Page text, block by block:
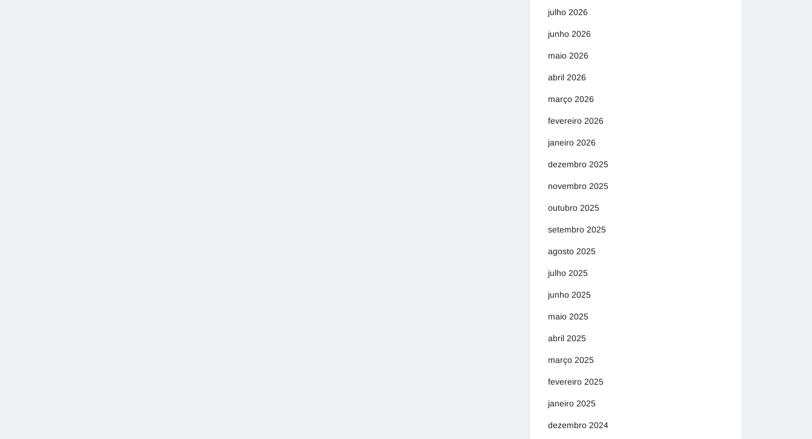
julho 2026
junho 2026
maio 2026
abril 2026
março 2026
fevereiro 2026
janeiro 2026
dezembro 2025
novembro 2025
outubro 2025
setembro 2025
agosto 2025
julho 2025
junho 2025
maio 2025
abril 2025
março 2025
fevereiro 2025
janeiro 2025
dezembro 2024